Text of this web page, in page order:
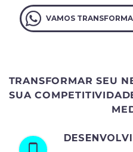
VAMOS
TRANSFORMAR SEU
SUA